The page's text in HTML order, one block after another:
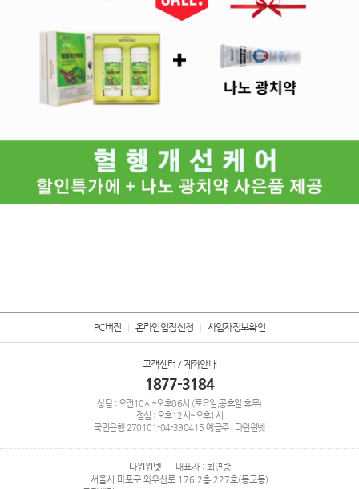
PC버전 온라인입점신청 사업자정보확인
고객센터 / 계좌안내
1877-3184
상담 : 오전10시~오후06시 (토요일,공휴일 휴무)
점심 : 오후12시~오후1시
국민은행 270101-04-390415 예금주 : 다윈윈넷
다윈윈넷
대표자 : 최연랑
서울시 마포구 와우산로 176 2층 227호(동교동)